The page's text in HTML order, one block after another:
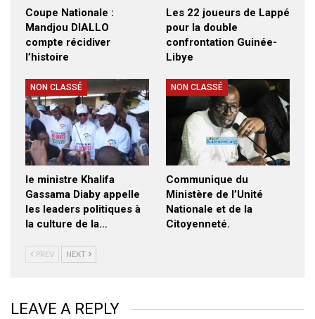
Coupe Nationale :
Mandjou DIALLO
compte récidiver
l’histoire
Les 22 joueurs de Lappé
pour la double
confrontation Guinée-
Libye
NON CLASSÉ
le ministre Khalifa
Gassama Diaby appelle
les leaders politiques à
la culture de la…
NON CLASSÉ
Communique du
Ministère de l’Unité
Nationale et de la
Citoyenneté.
PREV NEXT
LEAVE A REPLY